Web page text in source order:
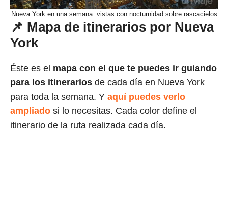
Nueva York en una semana: vistas con nocturnidad sobre rascacielos
📌 Mapa de itinerarios por Nueva
York
Éste es el mapa con el que te puedes ir guiando
para los itinerarios de cada día en Nueva York
para toda la semana. Y aquí puedes verlo
ampliado si lo necesitas. Cada color define el
itinerario de la ruta realizada cada día.